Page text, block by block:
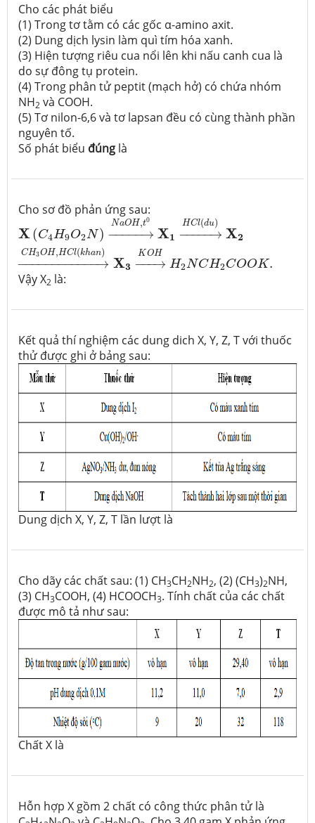
Cho các phát biểu
(1) Trong tơ tằm có các gốc α-amino axit.
(2) Dung dịch lysin làm quì tím hóa xanh.
(3) Hiện tượng riêu cua nổi lên khi nấu canh cua là
do sự đông tụ protein.
(4) Trong phân tử peptit (mạch hở) có chứa nhóm
NH2 và COOH.
(5) Tơ nilon-6,6 và tơ lapsan đều có cùng thành phần
nguyên tố.
Số phát biểu đúng là
Cho sơ đồ phản ứng sau:
X(C4H9O2N)
NaOH,t0
−−−−−→ X1
HCl(du)
−−−−−→ X2
CH3OH,HCl(khan)
−−−−−−−−−−−−→ X3
K OH
−−−→ H2NCH2COOK.
X(C4H 9O 2N)→NaOH, →HCl(
Vậy X2 là:
Kết quả thí nghiệm các dung dich X, Y, Z, T với thuốc
thử được ghi ở bảng sau:
Dung dịch X, Y, Z, T lần lượt là
Cho dãy các chất sau: (1) CH3CH2NH2, (2) (CH3)2NH,
(3) CH3COOH, (4) HCOOCH3. Tính chất của các chất
được mô tả như sau:
Chất X là
Hỗn hợp X gồm 2 chất có công thức phân tử là